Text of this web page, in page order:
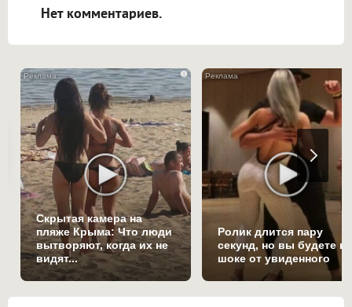
Нет комментариев.
i
Скрытая камера на
пляже Крыма: Что люди
вытворяют, когда их не
видят...
Ролик длится пару
секунд, но вы будете в
шоке от увиденного